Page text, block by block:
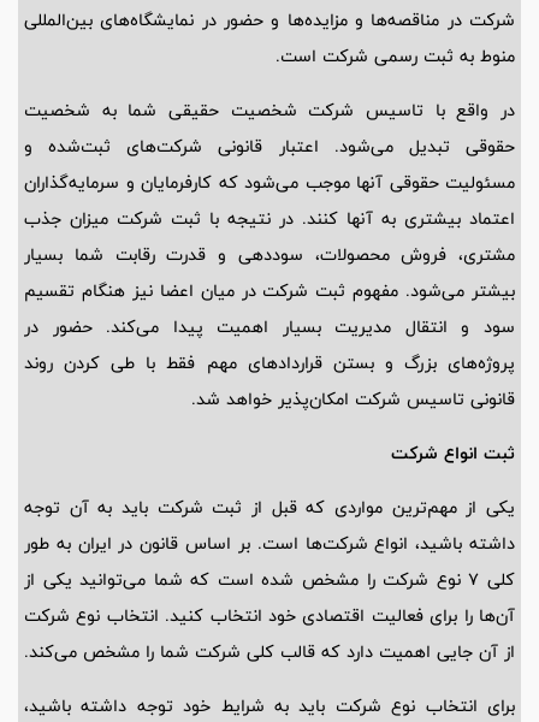
شرکت در مناقصه‌ها و مزایده‌ها و حضور در نمایشگاه‌های بین‌المللی
منوط به ثبت رسمی شرکت است.
در واقع با تاسیس شرکت شخصیت حقیقی شما به شخصیت
حقوقی تبدیل می‌شود. اعتبار قانونی شرکت‌های ثبت‌شده و
مسئولیت حقوقی آنها موجب می‌شود که کارفرمایان و سرمایه‌گذاران
اعتماد بیشتری به آنها کنند. در نتیجه با ثبت شرکت میزان جذب
مشتری، فروش محصولات، سوددهی و قدرت رقابت شما بسیار
بیشتر می‌شود. مفهوم ثبت شرکت در میان اعضا نیز هنگام تقسیم
سود و انتقال مدیریت بسیار اهمیت پیدا می‌کند. حضور در
پروژه‌های بزرگ و بستن قراردادهای مهم فقط با طی کردن روند
قانونی تاسیس شرکت امکان‌پذیر خواهد شد.
ثبت انواع شرکت
یکی از مهم‌ترین مواردی که قبل از ثبت شرکت باید به آن توجه
داشته باشید، انواع شرکت‌ها است. بر اساس قانون در ایران به طور
کلی ۷ نوع شرکت را مشخص شده است که شما می‌توانید یکی از
آن‌ها را برای فعالیت اقتصادی خود انتخاب کنید. انتخاب نوع شرکت
از آن جایی اهمیت دارد که قالب کلی شرکت شما را مشخص می‌کند.
برای انتخاب نوع شرکت باید به شرایط خود توجه داشته باشید،